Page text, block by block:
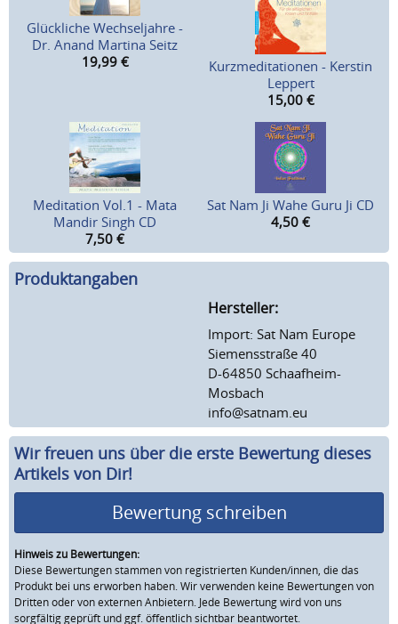
Glückliche Wechseljahre -
Dr. Anand Martina Seitz
19,99 €
Kurzmeditationen - Kerstin
Leppert
15,00 €
Meditation Vol.1 - Mata
Mandir Singh CD
7,50 €
Sat Nam Ji Wahe Guru Ji CD
4,50 €
Produktangaben
Hersteller:
Import: Sat Nam Europe
Siemensstraße 40
D-64850 Schaafheim-
Mosbach
info@satnam.eu
Wir freuen uns über die erste Bewertung dieses
Artikels von Dir!
Bewertung schreiben
Hinweis zu Bewertungen:
Diese Bewertungen stammen von registrierten Kunden/innen, die das
Produkt bei uns erworben haben. Wir verwenden keine Bewertungen von
Dritten oder von externen Anbietern. Jede Bewertung wird von uns
sorgfältig geprüft und ggf. öffentlich sichtbar beantwortet.